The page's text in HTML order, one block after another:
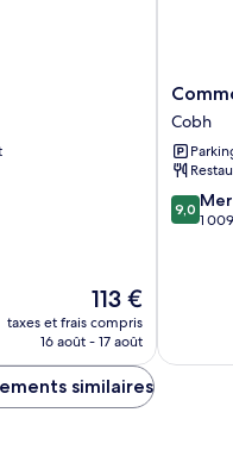
Le
nouveau
prix
de
113 €
taxes et frais compris
16 août - 17 août
Hotel
Cobh
Cobh
9.0
sur
9,0
1
similaires